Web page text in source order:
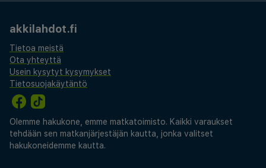
akkilahdot.fi
Tietoa meistä
Ota yhteyttä
Usein kysytyt kysymykset
Tietosuojakäytäntö
Olemme hakukone, emme matkatoimisto. Kaikki varaukset
tehdään sen matkanjärjestäjän kautta, jonka valitset
hakukoneidemme kautta.